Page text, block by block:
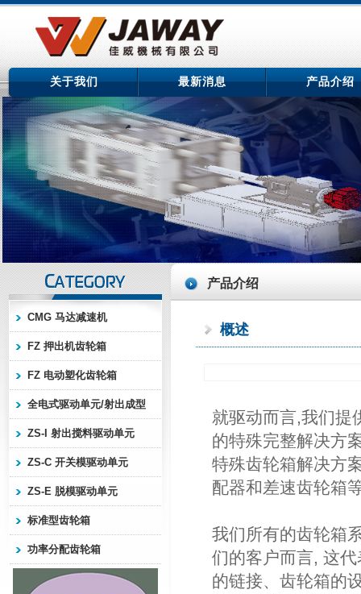
关于我们 最新消息 产品介绍
CMG 马达减速机
FZ 押出机齿轮箱
FZ 电动塑化齿轮箱
全电式驱动单元/射出成型
ZS-I 射出搅料驱动单元
ZS-C 开关模驱动单元
ZS-E 脱模驱动单元
标准型齿轮箱
功率分配齿轮箱
产品介绍
概述
就驱动而言,我们提
的特殊完整解
特殊齿轮箱解决方
配器和差速齿轮箱
我们所有的齿轮箱
们的客户而言, 这
的链接、齿轮箱的